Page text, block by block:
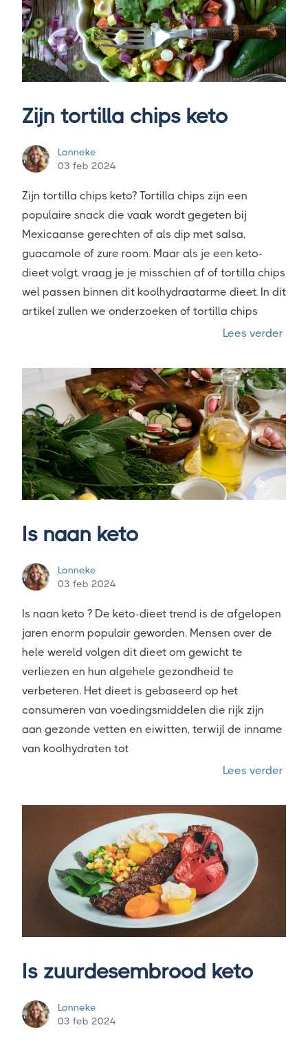
Zijn tortilla chips keto
Lonneke
03 feb 2024
Zijn tortilla chips keto? Tortilla chips zijn een
populaire snack die vaak wordt gegeten bij
Mexicaanse gerechten of als dip met salsa,
guacamole of zure room. Maar als je een keto-
dieet volgt, vraag je je misschien af of tortilla chips
wel passen binnen dit koolhydraatarme dieet. In dit
artikel zullen we onderzoeken of tortilla chips
Lees verder
Is naan keto
Lonneke
03 feb 2024
Is naan keto ? De keto-dieet trend is de afgelopen
jaren enorm populair geworden. Mensen over de
hele wereld volgen dit dieet om gewicht te
verliezen en hun algehele gezondheid te
verbeteren. Het dieet is gebaseerd op het
consumeren van voedingsmiddelen die rijk zijn
aan gezonde vetten en eiwitten, terwijl de inname
van koolhydraten tot
Lees verder
Is zuurdesembrood keto
Lonneke
03 feb 2024